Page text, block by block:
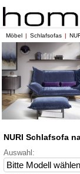
Möbel Schlafsofas
NURI Schlafsofa
Auswahl: